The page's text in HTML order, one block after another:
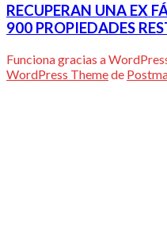
RECUPERAN UNA EX
900 PROPIEDADES
Funciona gracias a
WordPress Themede